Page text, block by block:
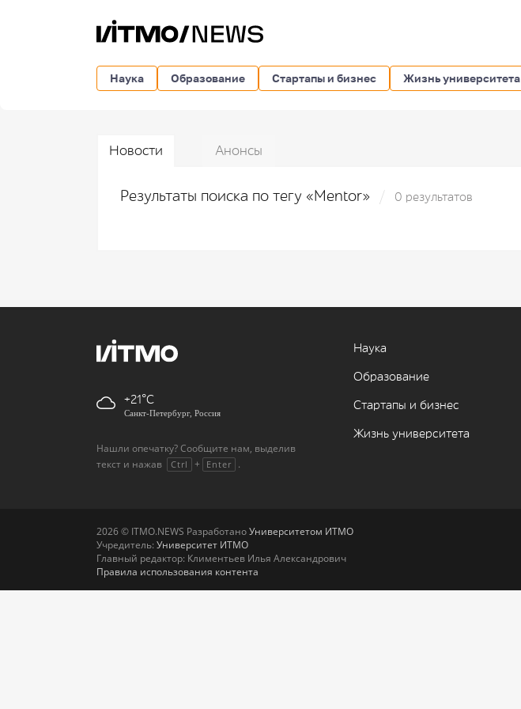
Наука Образование Стартапы и бизнес Жизнь университета
Новости Анонсы
Результаты поиска по тегу «Mentor» 0 результатов
+21
Санкт-Петербург, Россия
Нашли опечатку? Сообщите нам, выделив
текст и нажав
Ctrl + Enter .
Наука
Образование
Стартапы и бизнес
Жизнь университета
2026 © ITMO.NEWS РазработаноУниверситетом ИТМО
Учредитель: Университет ИТМО
Главный редактор: Климентьев Илья Александрович
Правила использования контента